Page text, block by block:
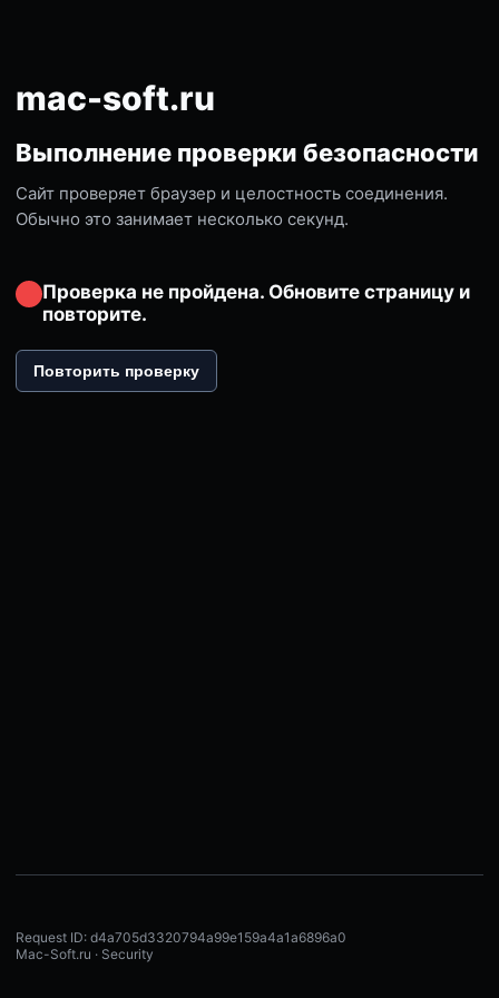
mac-soft.ru
Выполнение проверки безопасности
Сайт проверяет браузер и целостность соединения.
Обычно это занимает несколько секунд.
Проверка не пройдена. Обновите страницу и
повторите.
Повторить проверку
Request ID: d4a705d3320794a99e159a4a1a6896a0
Mac-Soft.ru · Security